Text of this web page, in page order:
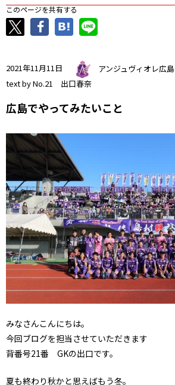
このページを共有する
2021年11月11日
アンジュヴィオレ広島
text by No.21 出口春奈
広島でやってみたいこと
みなさんこんにちは。
今回ブログを担当させていただきます
背番号21番 GKの出口です。
夏も終わり秋かと思えばもう冬。